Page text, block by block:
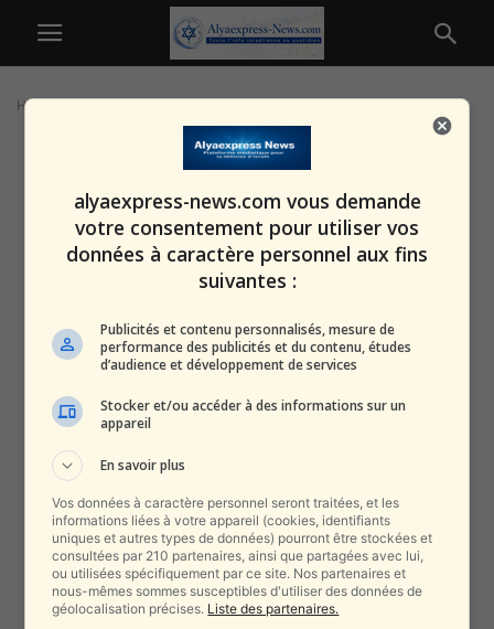
Home
alyaexpress-news.com vous demande
votre consentement pour utiliser vos
données à caractère personnel aux fins
suivantes :
Publicités et contenu personnalisés, mesure de
performance des publicités et du contenu, études
d’audience et développement de services
Stocker et/ou accéder à des informations sur un
appareil
En savoir plus
Vos données à caractère personnel seront traitées, et les
informations liées à votre appareil (cookies, identifiants
uniques et autres types de données) pourront être stockées et
consultées par 210 partenaires, ainsi que partagées avec lui,
ou utilisées spécifiquement par ce site. Nos partenaires et
nous-mêmes sommes susceptibles d'utiliser des données de
géolocalisation précises. Liste des partenaires.